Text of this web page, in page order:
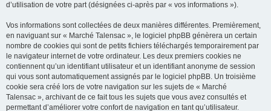
d’utilisation de votre part (désignées ci-après par « vos informations »).
Vos informations sont collectées de deux manières différentes. Premièrement,
en naviguant sur « Marché Talensac », le logiciel phpBB génèrera un certain
nombre de cookies qui sont de petits fichiers téléchargés temporairement par
le navigateur internet de votre ordinateur. Les deux premiers cookies ne
contiennent qu’un identifiant utilisateur et un identifiant anonyme de session
qui vous sont automatiquement assignés par le logiciel phpBB. Un troisième
cookie sera créé lors de votre navigation sur les sujets de « Marché
Talensac », archivant de ce fait tous les sujets que vous avez consultés et
permettant d’améliorer votre confort de navigation en tant qu’utilisateur.